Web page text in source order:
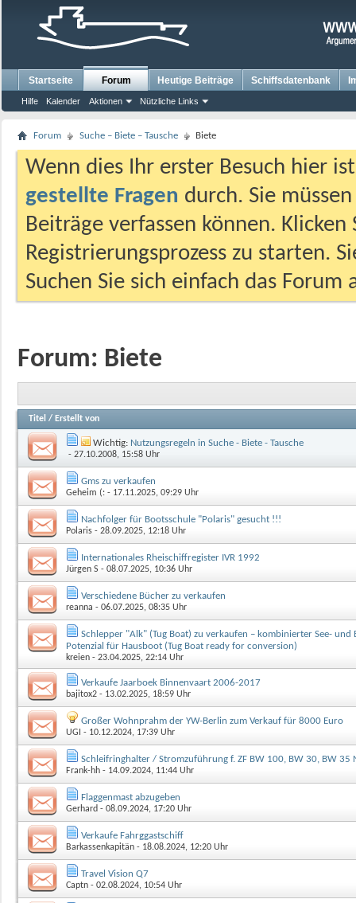
Startseite Forum
Hilfe Kalender Aktionen Nützliche Links
Heutige Beiträge Schiffsdatenbank
Forum Suche – Biete – Tausche Biete
Wenn dies Ihr erster Besuch hier
gestellte Fragen durch. Sie
Beiträge verfassen können.
Registrierungsprozess zu starten.
Suchen Sie sich einfach das
Forum: Biete
Titel / Erstellt von
Wichtig: Nutzungsregeln in Suche - Biete - Tausche
- 27.10.2008, 15:58 Uhr
Gms zu verkaufen
Geheim (: - 17.11.2025, 09:29 Uhr
Nachfolger für Bootsschule "Polaris" gesucht !!!
Polaris - 28.09.2025, 12:18 Uhr
Internationales Rheischiffregister IVR 1992
Jürgen S - 08.07.2025, 10:36 Uhr
Verschiedene Bücher zu verkaufen
reanna - 06.07.2025, 08:35 Uhr
Schlepper "Alk" (Tug Boat) zu verkaufen – kombinierter See- und
Potenzial für Hausboot (Tug Boat ready for conversion)
kreien - 23.04.2025, 22:14 Uhr
Verkaufe Jaarboek Binnenvaart 2006-2017
bajitox2 - 13.02.2025, 18:59 Uhr
Großer Wohnprahm der YW-Berlin zum Verkauf für 8000 Euro
UGI - 10.12.2024, 17:39 Uhr
Schleifringhalter / Stromzuführung f. ZF BW 100, BW 30, BW 35
Frank-hh - 14.09.2024, 11:44 Uhr
Flaggenmast abzugeben
Gerhard - 08.09.2024, 17:20 Uhr
Verkaufe Fahrggastschiff
Barkassenkapitän - 18.08.2024, 12:20 Uhr
Travel Vision Q7
Captn - 02.08.2024, 10:54 Uhr